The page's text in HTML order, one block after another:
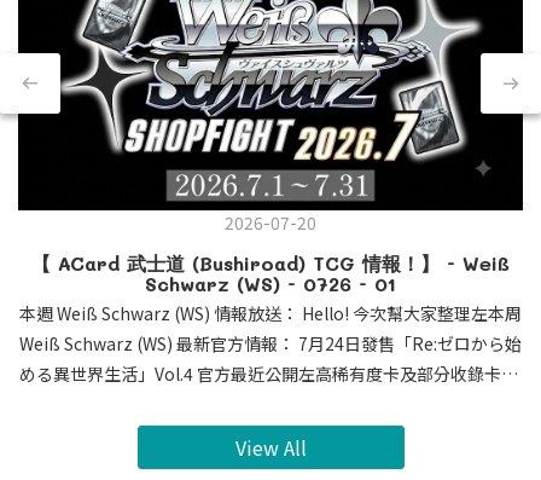
2026-07-20
【 ACard 武士道 (Bushiroad) TCG 情報！】 - Weiß
Schwarz (WS) - 0726 - 01
本週 Weiß Schwarz (WS) 情報放送： Hello! 今次幫大家整理左本周
Weiß Schwarz (WS) 最新官方情報： 7月24日發售「Re:ゼロから始
める異世界生活」Vol.4 官方最近公開左高稀有度卡及部分收錄卡牌
?・蕾姆 愛蜜莉雅 新CX連動 : 0Lv. 蕾姆 : 連動派效果 倒置對手 控
View All